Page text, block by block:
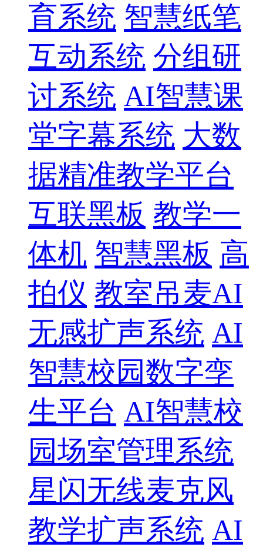
育系统 智慧纸笔
互动系统 分组研
讨系统 AI智慧课
堂字幕系统 大数
据精准教学平台
互联黑板 教学一
体机 智慧黑板 高
拍仪 教室吊麦AI
无感扩声系统 AI
智慧校园数字孪
生平台 AI智慧校
园场室管理系统
星闪无线麦克风
教学扩声系统 AI